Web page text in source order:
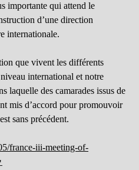
importante qui attend le
d’une direction
internationale.
que vivent les différents
international et notre
laquelle des camarades issus de
mis d’accord pour promouvoir
sans précédent.
france-iii-meeting-of-